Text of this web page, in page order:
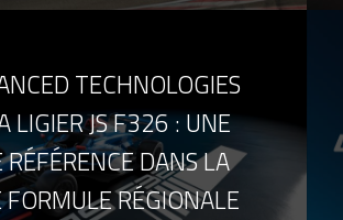
TECHNOLOGIES
LIGIER JS F326 : UNE
DANS LA
FORMULE RÉGIONALE